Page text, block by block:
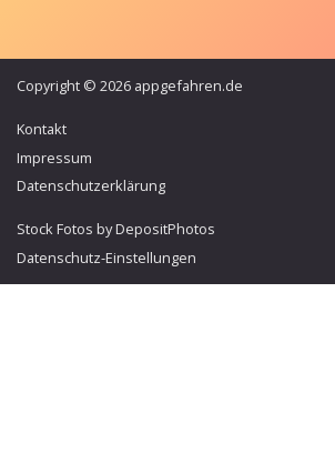
Copyright © 2026 appgefahren.de
Kontakt
Impressum
Datenschutzerklärung
Stock Fotos by DepositPhotos
Datenschutz-Einstellungen